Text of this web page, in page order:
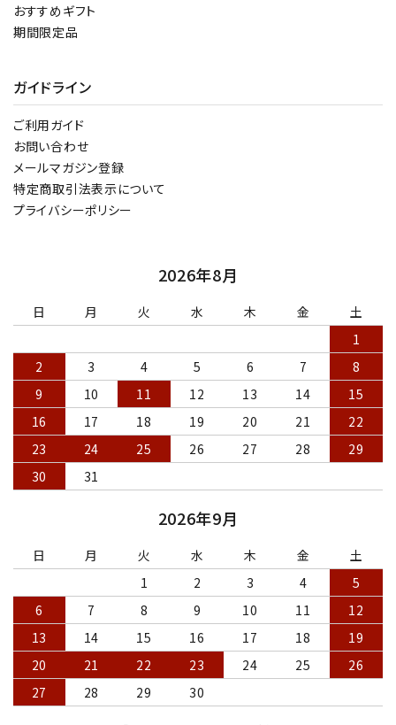
おすすめギフト
期間限定品
ガイドライン
ご利用ガイド
お問い合わせ
メールマガジン登録
特定商取引法表示について
プライバシーポリシー
2026年8月
日 月 火 水 木 金
土
1
2
3 4 5 6 7
8
9
10 11 12 13 14
15
16
17 18 19 20 21
22
23
24 25 26 27 28
29
30
31
2026年9月
日 月 火 水 木 金
土
1
2 3 4
5
6
7 8 9 10 11
12
13
14 15 16 17 18
19
20
21 22 23 24 25
26
27
28 29 30